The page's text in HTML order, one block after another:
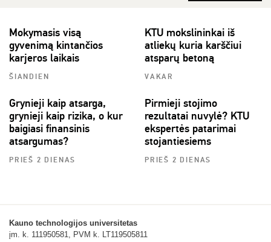
Mokymasis visą
gyvenimą kintančios
karjeros laikais
ŠIANDIEN
KTU mokslininkai iš
atliekų kuria karščiui
atsparų betoną
VAKAR
Grynieji kaip atsarga,
grynieji kaip rizika, o kur
baigiasi finansinis
atsargumas?
PRIEŠ 2 DIENAS
Pirmieji stojimo
rezultatai nuvylė? KTU
ekspertės patarimai
stojantiesiems
PRIEŠ 2 DIENAS
Kauno technologijos universitetas
įm. k. 111950581, PVM k. LT119505811